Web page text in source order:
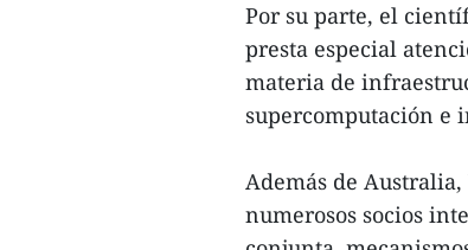
Por su parte, el
presta especial
materia de
supercomputación
Además de
numerosos socios